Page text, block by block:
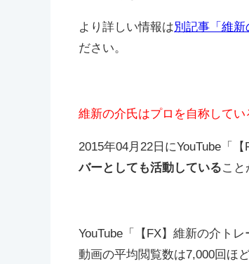
より詳しい情報は別記事「維新
ださい。
維新の介氏はプロを自称してい
2015年04月22日にYouTube「
バーとしても活動している こと
YouTube「 【FX】維新の介ト
動画の平均閲覧数は7,000回ほど